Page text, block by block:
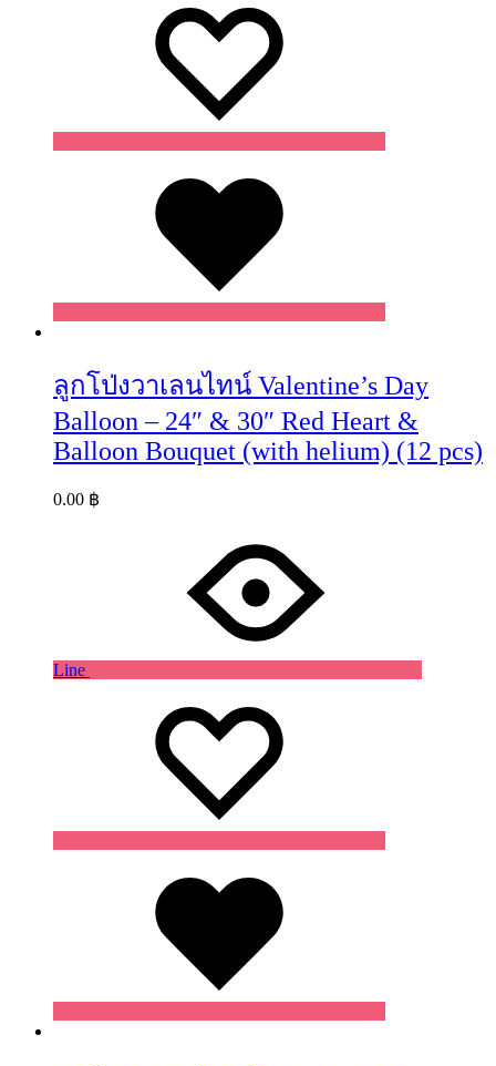
ลูกโป่งวาเลนไทน์ Valentine’s Day
Balloon – 24″ & 30″ Red Heart &
Balloon Bouquet (with helium) (12 pcs)
0.00 ฿
Line